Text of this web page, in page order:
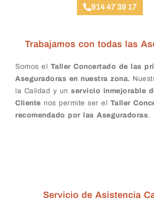
914 47 39 17
Trabajamos con todas las
Somos el Taller Concertado de las
Aseguradoras en nuestra zona.
la Calidad y un servicio inmejorable
Cliente nos permite ser el Taller
recomendado por las Aseguradoras.
Servicio de Asistencia